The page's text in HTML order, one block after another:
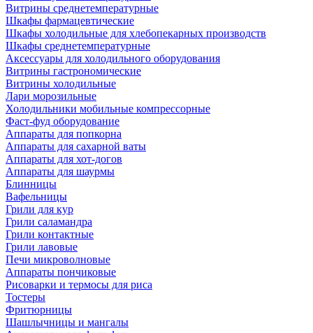
Витрины среднетемпературные
Шкафы фармацевтические
Шкафы холодильные для хлебопекарных производств
Шкафы среднетемпературные
Аксессуары для холодильного оборудования
Витрины гастрономические
Витрины холодильные
Лари морозильные
Холодильники мобильные компрессорные
Фаст-фуд оборудование
Аппараты для попкорна
Аппараты для сахарной ваты
Аппараты для хот-догов
Аппараты для шаурмы
Блинницы
Вафельницы
Грили для кур
Грили саламандра
Грили контактные
Грили лавовые
Печи микроволновые
Аппараты пончиковые
Рисоварки и термосы для риса
Тостеры
Фритюрницы
Шашлычницы и мангалы